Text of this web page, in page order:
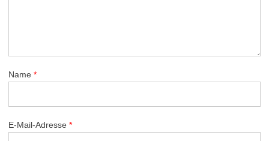
Name *
E-Mail-Adresse *